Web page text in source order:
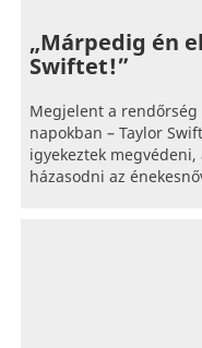
„Márpedig én
Swiftet!”
Megjelent a
napokban – Taylor
igyekeztek
házasodni az